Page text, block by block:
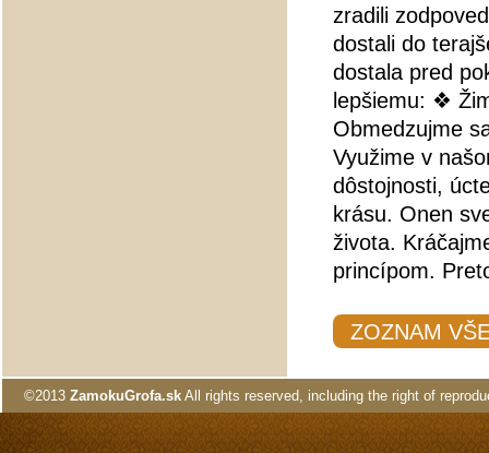
zradili
dostali do
dostala pred
lepšiemu: ❖
Obmedzujme
Využime v
dôstojnosti,
krásu. Onen
života.
princípom.
ZOZNAM
©2013 ZamokuGrofa.sk All rights reserved, including the right of